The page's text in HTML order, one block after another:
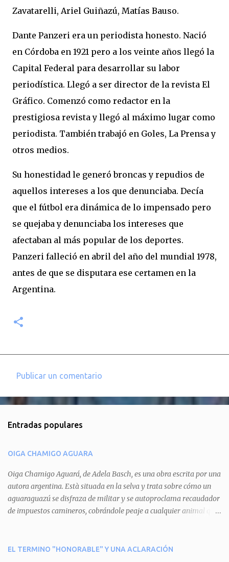
Zavatarelli, Ariel Guiñazú, Matías Bauso.
Dante Panzeri era un periodista honesto. Nació
en Córdoba en 1921 pero a los veinte años llegó la
Capital Federal para desarrollar su labor
periodística. Llegó a ser director de la revista El
Gráfico. Comenzó como redactor en la
prestigiosa revista y llegó al máximo lugar como
periodista. También trabajó en Goles, La Prensa y
otros medios.
Su honestidad le generó broncas y repudios de
aquellos intereses a los que denunciaba. Decía
que el fútbol era dinámica de lo impensado pero
se quejaba y denunciaba los intereses que
afectaban al más popular de los deportes.
Panzeri falleció en abril del año del mundial 1978,
antes de que se disputara ese certamen en la
Argentina.
e
t
a
r
i
o
Publicar un comentario
Entradas populares
OIGA CHAMIGO AGUARA
Oiga Chamigo Aguará, de Adela Basch, es una obra escrita por una
autora argentina. Està situada en la selva y trata sobre cómo un
aguaraguazú se disfraza de militar y se autoproclama recaudador
de impuestos camineros, cobrándole peaje a cualquier animal que
aguará le provoca. De igual manera pasa con Tatú, el armadillo.
EL TERMINO "HONORABLE" Y UNA ACLARACIÓN